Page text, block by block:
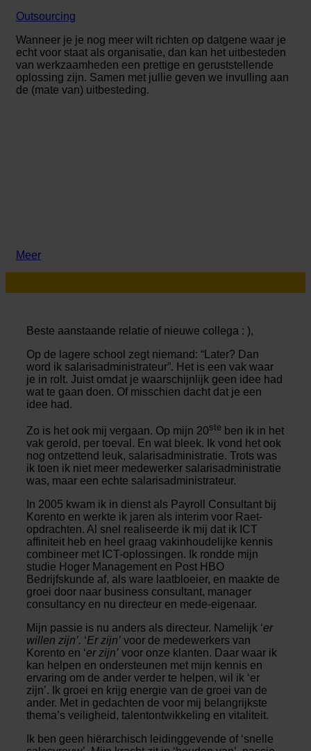
Outsourcing
Wanneer je je nog meer wilt richten op datgene waar je
echt voor staat als organisatie, dan kan het uitbesteden
van werkzaamheden een prettige en geruststellende
oplossing zijn. Samen met jullie geven we invulling aan
de (mate van) uitbesteding.
Meer
Beste aanstaande relatie of nieuwe collega : ),
Op de lagere school zegt niemand: “Later? Dan
word ik salarisadministrateur”. Het is een vak waar
je in rolt. Juist omdat je waarschijnlijk geen idee had
wat te gaan doen. Of misschien dacht dat je een
idee had.
Zo is het ook mij vergaan. Op mijn 20ste ben ik in het
vak gerold, per toeval. En wat bleek. Ik vond het ook
nog ontzettend leuk, salarisadministratie. Trots was
ik toen ik niet meer medewerker salarisadministratie
was, maar een echte salarisadministrateur.
In 2005 kwam ik in dienst als Payroll Consultant bij
Korento en werkte ik jaren als interim voor Raet-
opdrachten. Al snel realiseerde ik mij dat ik ICT
affiniteit heb en heel graag vakinhoudelijke kennis
combineer met ICT-oplossingen. Ik rondde mijn
studie Hoger Management en Post HBO
Bedrijfskunde af, als ware laatbloeier, en maakte de
groei door naar business consultant, manager
consultancy en nu directeur en mede-eigenaar.
Mijn passie is nu anders als directeur. Namelijk ‘er
willen zijn’. ‘Er zijn’ voor de medewerkers van
Korento en ‘er zijn’ voor onze klanten. Daar waar ik
kan helpen en ondersteunen met mijn kennis en
ervaring om de ander verder te helpen, wil ik ‘er
zijn’. Ik groei en krijg energie van de groei van de
ander. Met in gedachten de voor mij belangrijkste
thema’s veiligheid, talentontwikkeling en vitaliteit.
Ik ben geen hiërarchisch leidinggevende of ‘snelle